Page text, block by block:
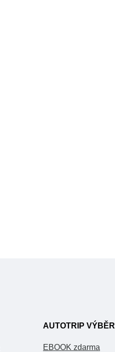
AUTOTRIP VÝBĚR
EBOOK zdarma